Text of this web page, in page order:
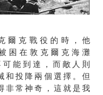
爾克戰役的 時 ，他
困在敦克爾克海灘
能到達，而敵人則
和投降兩個選擇。但
非常神奇，這就是我